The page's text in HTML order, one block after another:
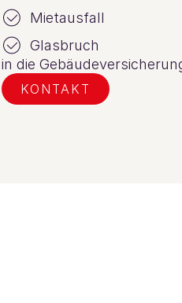
Mietausfall
Glasbruch
in die
KONTAKT